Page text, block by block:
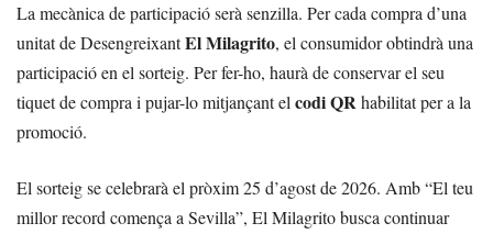
La mecànica de participació serà senzilla. Per cada compra d’una
unitat de DesengreixantEl Milagrito, el consumidor obtindrà una
participació en el sorteig. Per fer-ho, haurà de conservar el seu
tiquet de compra i pujar-lo mitjançant el codi QRhabilitat per a la
promoció.
El sorteig se celebrarà el pròxim 25 d’agost de 2026. Amb “El teu
millor record comença a Sevilla”, El Milagrito busca continuar